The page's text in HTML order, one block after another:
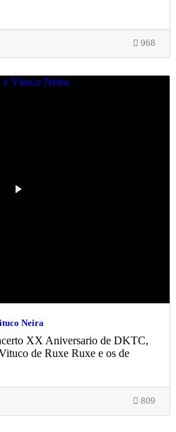
968
Neira
XX Aniversario de DKTC,
de Ruxe Ruxe e os de
809